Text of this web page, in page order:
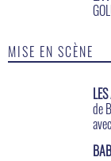
MISE EN SCÈNE
de